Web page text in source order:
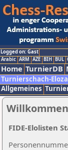
Logged on: Gast
Arabic ARM AZE BIH BUL
Home TurnierDB
Turnierschach-
Allgemeines
FIDE-Elolisten